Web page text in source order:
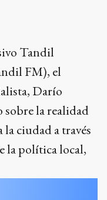
Darío
la realidad
ciudad a través
política local,
y la industria en la